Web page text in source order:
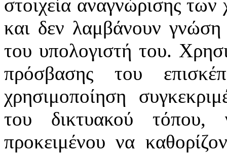
στοιχεία αναγνώρισης
και δεν λαμβάνουν γνώση
του υπολογιστή του.
πρόσβασης του
χρησιμοποίηση
του δικτυακού τόπου,
προκειμένου να